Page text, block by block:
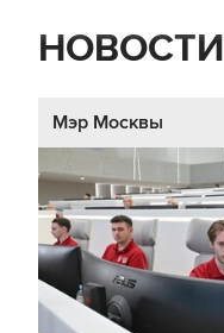
НОВОСТИ
Мэр Москвы